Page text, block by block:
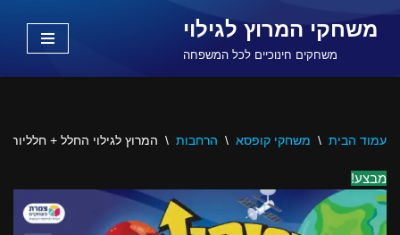
משחקי המרוץ לגילוי
משחקים חינוכיים לכל המשפחה
עמוד הבית \ משחקי קופסא \ הרחבות \ המרוץ לגילוי החלל + חלליות
מבצע!